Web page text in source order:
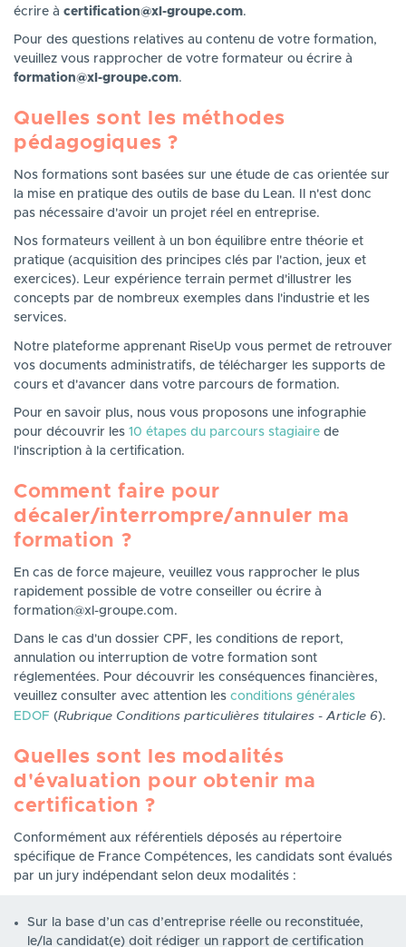
écrire à certification@xl-groupe.com.
Pour des questions relatives au contenu de votre formation,
veuillez vous rapprocher de votre formateur ou écrire à
formation@xl-groupe.com.
Quelles sont les méthodes
pédagogiques ?
Nos formations sont basées sur une étude de cas orientée sur
la mise en pratique des outils de base du Lean. Il n'est donc
pas nécessaire d'avoir un projet réel en entreprise.
Nos formateurs veillent à un bon équilibre entre théorie et
pratique (acquisition des principes clés par l'action, jeux et
exercices). Leur expérience terrain permet d'illustrer les
concepts par de nombreux exemples dans l'industrie et les
services.
Notre plateforme apprenant RiseUp vous permet de retrouver
vos documents administratifs, de télécharger les supports de
cours et d'avancer dans votre parcours de formation.
Pour en savoir plus, nous vous proposons une infographie
pour découvrir les 10 étapes du parcours stagiaire de
l'inscription à la certification.
Comment faire pour
décaler/interrompre/annuler ma
formation ?
En cas de force majeure, veuillez vous rapprocher le plus
rapidement possible de votre conseiller ou écrire à
formation@xl-groupe.com.
Dans le cas d'un dossier CPF, les conditions de report,
annulation ou interruption de votre formation sont
réglementées. Pour découvrir les conséquences financières,
veuillez consulter avec attention les conditions générales
EDOF (Rubrique Conditions particulières titulaires - Article 6).
Quelles sont les modalités
d'évaluation pour obtenir ma
certification ?
Conformément aux référentiels déposés au répertoire
spécifique de France Compétences, les candidats sont évalués
par un jury indépendant selon deux modalités :
Sur la base d’un cas d’entreprise réelle ou reconstituée,
le/la candidat(e) doit rédiger un rapport de certification